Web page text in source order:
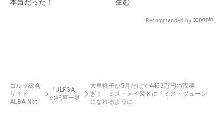
Recommended by
ゴルフ総合
サイト
ALBA Net
「JLPGA」
の記事一覧
大里桃子が5月だけで4452万円の荒稼
ぎ！ ミス・メイ襲名に「ミス・ジューン
になれるように」